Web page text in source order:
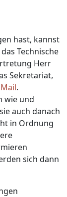
hast, kannst
Technische
Herr
Sekretariat,
Mail.
wie und
auch danach
in Ordnung
sich dann